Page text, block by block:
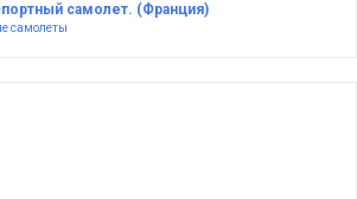
самолет. (Франция)
самолеты